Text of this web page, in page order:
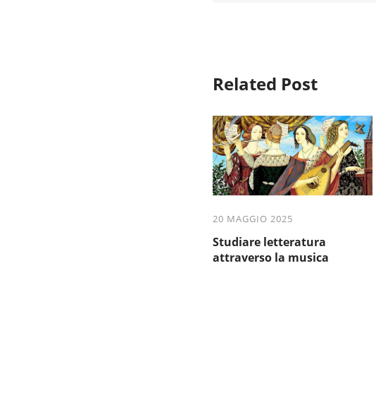
Related Post
20 MAGGIO 2025
Studiare letteratura
attraverso la musica